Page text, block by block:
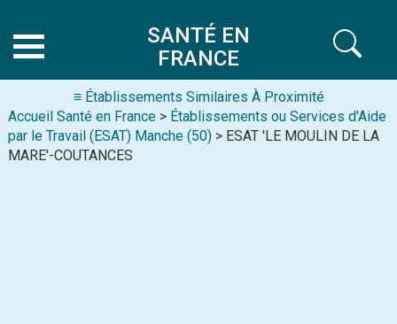
SANTÉ EN
FRANCE
≡ Établissements Similaires À Proximité
Accueil Santé en France > Établissements ou Services d'Aide
par le Travail (ESAT) Manche (50) > ESAT 'LE MOULIN DE LA
MARE'-COUTANCES